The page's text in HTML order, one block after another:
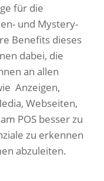
für die
und Mystery-
Benefits dieses
dabei, die
an allen
Anzeigen,
Webseiten,
POS besser zu
zu erkennen
abzuleiten.